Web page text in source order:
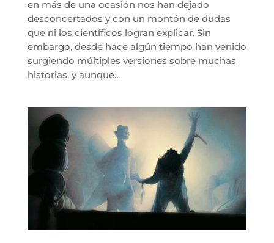
en más de una ocasión nos han dejado
desconcertados y con un montón de dudas
que ni los científicos logran explicar. Sin
embargo, desde hace algún tiempo han venido
surgiendo múltiples versiones sobre muchas
historias, y aunque...